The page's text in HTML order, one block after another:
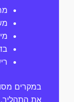
במקרים
את התהליך.